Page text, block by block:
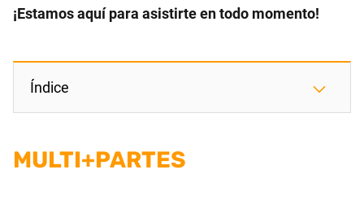
¡Estamos aquí para asistirte en todo momento!
Índice
MULTI+PARTES